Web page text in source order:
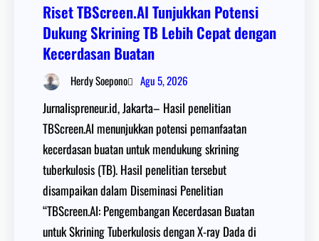
Riset TBScreen.AI Tunjukkan Potensi
Dukung Skrining TB Lebih Cepat dengan
Kecerdasan Buatan
Herdy Soepono Agu 5, 2026
Jurnalispreneur.id, Jakarta– Hasil penelitian
TBScreen.AI menunjukkan potensi pemanfaatan
kecerdasan buatan untuk mendukung skrining
tuberkulosis (TB). Hasil penelitian tersebut
disampaikan dalam Diseminasi Penelitian
“TBScreen.AI: Pengembangan Kecerdasan Buatan
untuk Skrining Tuberkulosis dengan X-ray Dada di